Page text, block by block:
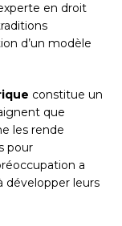
en droit
d’un modèle
constitue un
que
les rende
pour
a
développer leurs